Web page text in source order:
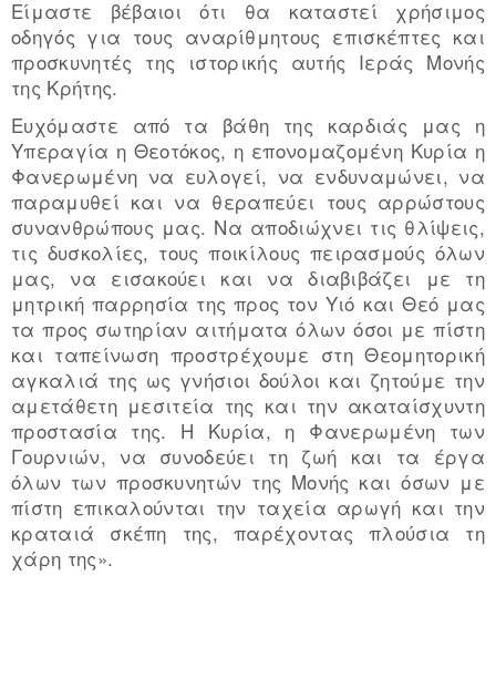
Είμαστε βέβαιοι ότι θα καταστεί χρήσιμος
οδηγός για τους αναρίθμητους επισκέπτες και
προσκυνητές της ιστορικής αυτής Ιεράς Μονής
της Κρήτης.
Ευχόμαστε από τα βάθη της καρδιάς μας η
Υπεραγία η Θεοτόκος, η επονομαζομένη Κυρία η
Φανερωμένη να ευλογεί, να ενδυναμώνει, να
παραμυθεί και να θεραπεύει τους αρρώστους
συνανθρώπους μας. Να αποδιώχνει τις θλίψεις,
τις δυσκολίες, τους ποικίλους πειρασμούς όλων
μας, να εισακούει και να διαβιβάζει με τη
μητρική παρρησία της προς τον Υιό και Θεό μας
τα προς σωτηρίαν αιτήματα όλων όσοι με πίστη
και ταπείνωση προστρέχουμε στη Θεομητορική
αγκαλιά της ως γνήσιοι δούλοι και ζητούμε την
αμετάθετη μεσιτεία της και την ακαταίσχυντη
προστασία της. Η Κυρία, η Φανερωμένη των
Γουρνιών, να συνοδεύει τη ζωή και τα έργα
όλων των προσκυνητών της Μονής και όσων με
πίστη επικαλούνται την ταχεία αρωγή και την
κραταιά σκέπη της, παρέχοντας πλούσια τη
χάρη της».